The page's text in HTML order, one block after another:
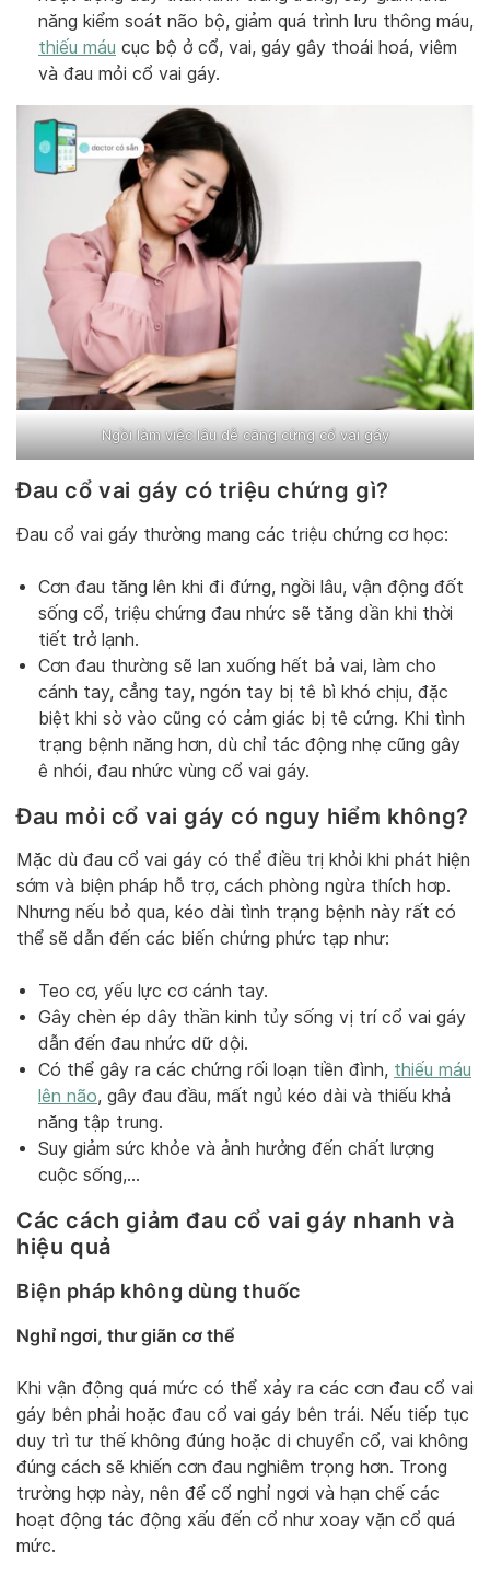
năng kiểm soát não bộ, giảm quá trình lưu thông máu,
thiếu máu cục bộ ở cổ, vai, gáy gây thoái hoá, viêm
và đau mỏi cổ vai gáy.
Ngồi làm việc lâu dễ căng cứng cổ vai gáy
Đau cổ vai gáy có triệu chứng gì?
Đau cổ vai gáy thường mang các triệu chứng cơ học:
Cơn đau tăng lên khi đi đứng, ngồi lâu, vận động đốt
sống cổ, triệu chứng đau nhức sẽ tăng dần khi thời
tiết trở lạnh.
Cơn đau thường sẽ lan xuống hết bả vai, làm cho
cánh tay, cẳng tay, ngón tay bị tê bì khó chịu, đặc
biệt khi sờ vào cũng có cảm giác bị tê cứng. Khi tình
trạng bệnh năng hơn, dù chỉ tác động nhẹ cũng gây
ê nhói, đau nhức vùng cổ vai gáy.
Đau mỏi cổ vai gáy có nguy hiểm không?
Mặc dù đau cổ vai gáy có thể điều trị khỏi khi phát hiện
sớm và biện pháp hỗ trợ, cách phòng ngừa thích hơp.
Nhưng nếu bỏ qua, kéo dài tình trạng bệnh này rất có
thể sẽ dẫn đến các biến chứng phức tạp như:
Teo cơ, yếu lực cơ cánh tay.
Gây chèn ép dây thần kinh tủy sống vị trí cổ vai gáy
dẫn đến đau nhức dữ dội.
Có thể gây ra các chứng rối loạn tiền đình, thiếu máu
lên não, gây đau đầu, mất ngủ kéo dài và thiếu khả
năng tập trung.
Suy giảm sức khỏe và ảnh hưởng đến chất lượng
cuộc sống,…
Các cách giảm đau cổ vai gáy nhanh và
hiệu quả
Biện pháp không dùng thuốc
Nghỉ ngơi, thư giãn cơ thể
Khi vận động quá mức có thể xảy ra các cơn đau cổ vai
gáy bên phải hoặc đau cổ vai gáy bên trái. Nếu tiếp tục
duy trì tư thế không đúng hoặc di chuyển cổ, vai không
đúng cách sẽ khiến cơn đau nghiêm trọng hơn. Trong
trường hợp này, nên để cổ nghỉ ngơi và hạn chế các
hoạt động tác động xấu đến cổ như xoay vặn cổ quá
mức.